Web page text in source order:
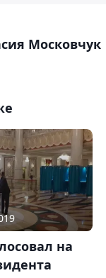
Московчук
на